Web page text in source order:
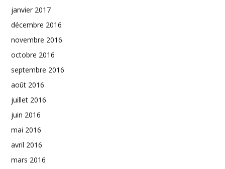
janvier 2017
décembre 2016
novembre 2016
octobre 2016
septembre 2016
août 2016
juillet 2016
juin 2016
mai 2016
avril 2016
mars 2016